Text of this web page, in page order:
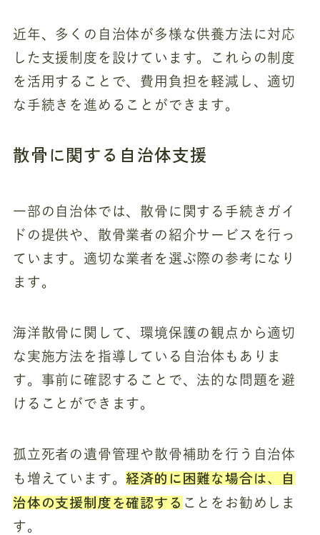
近年、多くの自治体が多様な供養方法に対応
した支援制度を設けています。これらの制度
を活用することで、費用負担を軽減し、適切
な手続きを進めることができます。
散骨に関する自治体支援
一部の自治体では、散骨に関する手続きガイ
ドの提供や、散骨業者の紹介サービスを行っ
ています。適切な業者を選ぶ際の参考になり
ます。
海洋散骨に関して、環境保護の観点から適切
な実施方法を指導している自治体もありま
す。事前に確認することで、法的な問題を避
けることができます。
孤立死者の遺骨管理や散骨補助を行う自治体
も増えています。 経済的に困難な場合は、自
治体の支援制度を確認することをお勧めしま
す。